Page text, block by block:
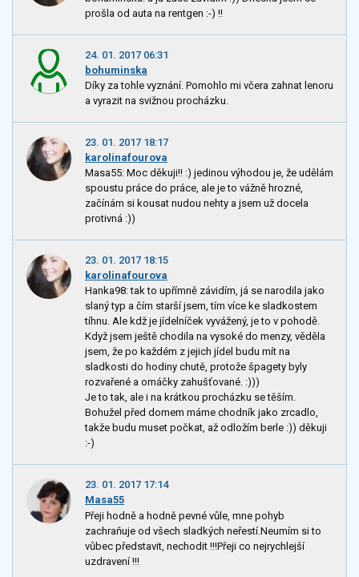
prošla od auta na rentgen :-) !!
24. 01. 2017 06:31
bohuminska
Díky za tohle vyznání. Pomohlo mi včera zahnat lenoru
a vyrazit na svižnou procházku.
23. 01. 2017 18:17
karolinafourova
Masa55: Moc děkuji!! :) jedinou výhodou je, že udělám
spoustu práce do práce, ale je to vážně hrozné,
začínám si kousat nudou nehty a jsem už docela
protivná :))
23. 01. 2017 18:15
karolinafourova
Hanka98: tak to upřímně závidím, já se narodila jako
slaný typ a čím starší jsem, tím více ke sladkostem
tíhnu. Ale kdž je jídelníček vyvážený, je to v pohodě.
Když jsem ještě chodila na vysoké do menzy, věděla
jsem, že po každém z jejich jídel budu mít na
sladkosti do hodiny chutě, protože špagety byly
rozvařené a omáčky zahušťované. :)))
Je to tak, ale i na krátkou procházku se těším.
Bohužel před domem máme chodník jako zrcadlo,
takže budu muset počkat, až odložím berle :)) děkuji
:-)
23. 01. 2017 17:14
Masa55
Přeji hodně a hodně pevné vůle, mne pohyb
zachraňuje od všech sladkých neřestí.Neumím si to
vůbec představit, nechodit !!!Přeji co nejrychlejší
uzdravení !!!